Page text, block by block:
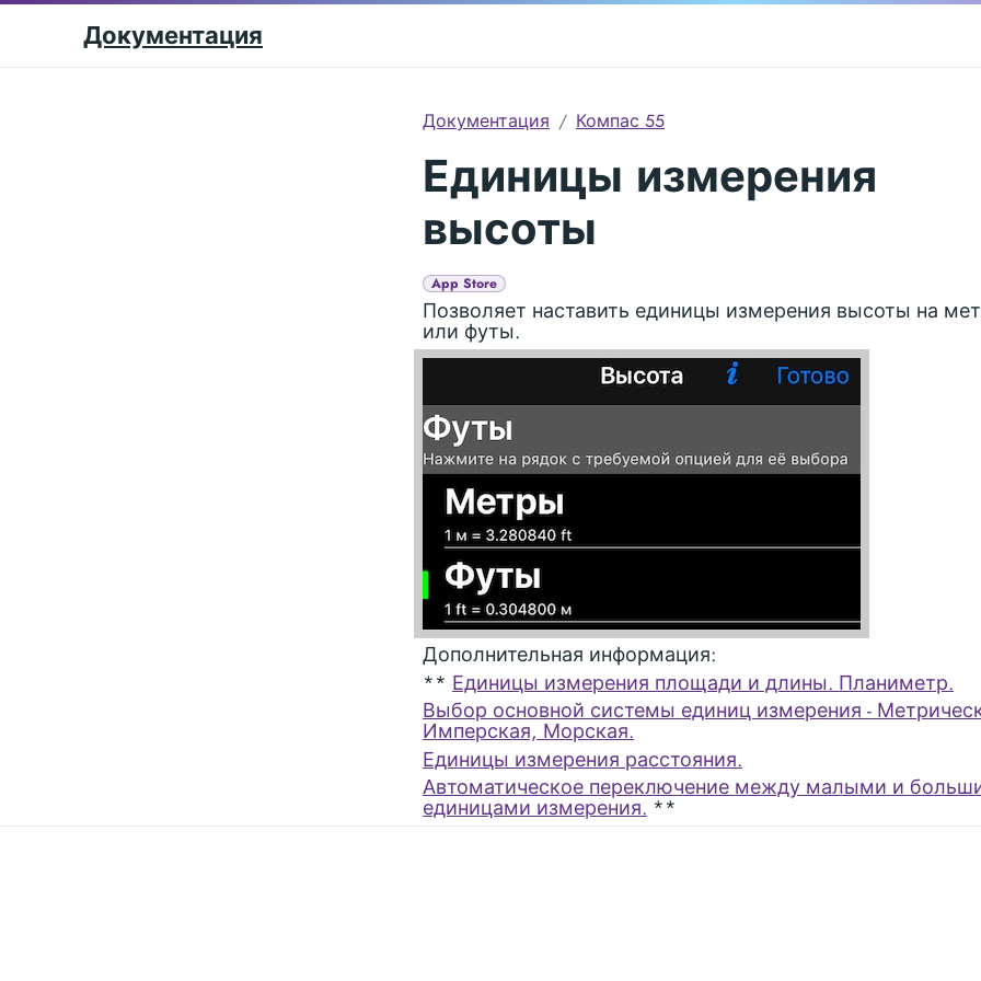
Документация
Документация Компас 55
Единицы измерения
высоты
App Store
Позволяет наставить единицы измерения высоты на
или футы.
Дополнительная информация:
** Единицы измерения площади и длины. Планиметр.
Выбор основной системы единиц измерения -
Имперская, Морская.
Единицы измерения расстояния.
Автоматическое переключение между малыми и
единицами измерения. **